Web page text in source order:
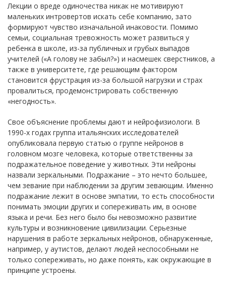
Лекции о вреде одиночества никак не мотивируют
маленьких интровертов искать себе компанию, зато
формируют чувство изначальной инаковости. Помимо
семьи, социальная тревожность может развиться у
ребенка в школе, из-за публичных и грубых выпадов
учителей («А голову не забыл?») и насмешек сверстников, а
также в университете, где решающим фактором
становится фрустрация из-за большой нагрузки и страх
провалиться, продемонстрировать собственную
«негодность».
Свое объяснение проблемы дают и нейрофизиологи. В
1990-х годах группа итальянских исследователей
опубликовала первую статью о группе нейронов в
головном мозге человека, которые ответственны за
подражательное поведение у животных. Эти нейроны
назвали зеркальными. Подражание – это нечто большее,
чем зевание при наблюдении за другим зевающим. Именно
подражание лежит в основе эмпатии, то есть способности
понимать эмоции других и сопереживать им, в основе
языка и речи. Без него было бы невозможно развитие
культуры и возникновение цивилизации. Серьезные
нарушения в работе зеркальных нейронов, обнаруженные,
например, у аутистов, делают людей неспособными не
только сопереживать, но даже понять, как окружающие в
принципе устроены.